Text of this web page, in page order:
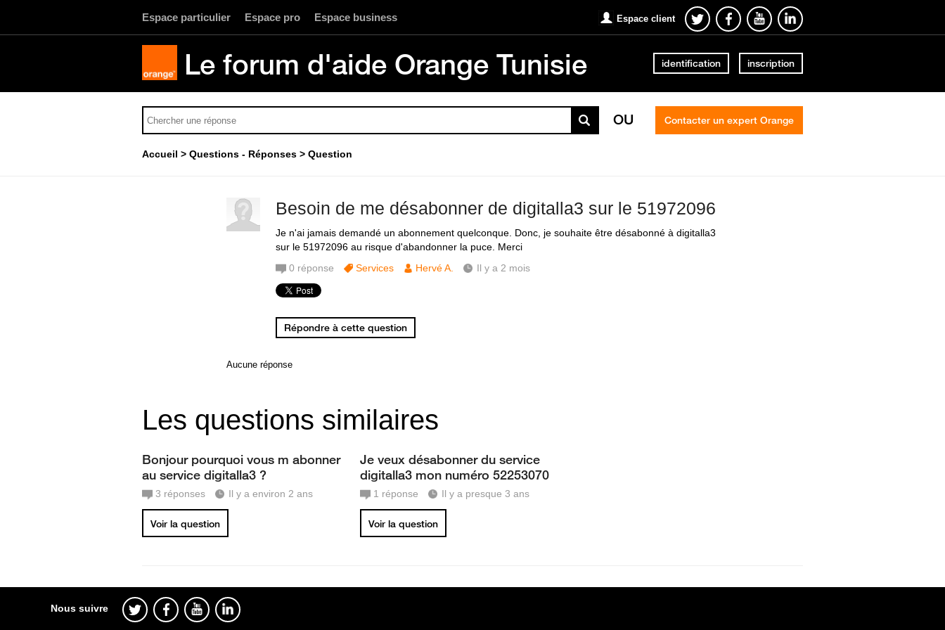
Espace particulier Espace pro Espace business Espace client
Le forum d'aide Orange Tunisie identification inscription
OU Contacter un expert Orange
Accueil Questions - Réponses Question
Besoin de me désabonner de digitalla3 sur le 51972096
Je n'ai jamais demandé un abonnement quelconque. Donc, je souhaite être désabonné à digitalla3
sur le 51972096 au risque d'abandonner la puce. Merci
0 réponse Services Hervé A. Il y a 2 mois
Répondre à cette question
Aucune réponse
Les questions similaires
Bonjour pourquoi vous m abonner
au service digitalla3 ?
3 réponses Il y a environ 2 ans
Voir la question
Je veux désabonner du service
digitalla3 mon numéro 52253070
1 réponse Il y a presque 3 ans
Voir la question
Nous suivre